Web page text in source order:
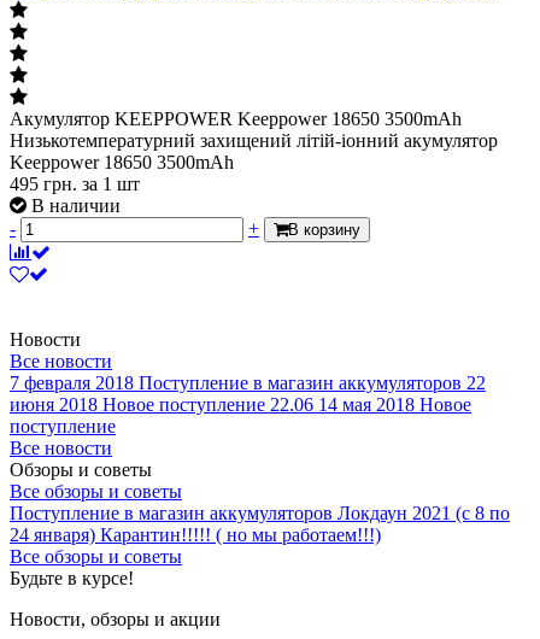
Акумулятор KEEPPOWER Keeppower 18650 3500mAh
Низькотемпературний захищений літій-іонний акумулятор
Keeppower 18650 3500mAh
495 грн. за 1 шт
В наличии
-
+ В корзину
Новости
Все новости
7 февраля 2018 Поступление в магазин аккумуляторов 22
июня 2018 Новое поступление 22.06 14 мая 2018 Новое
поступление
Все новости
Обзоры и советы
Все обзоры и советы
Поступление в магазин аккумуляторов Локдаун 2021 (с 8 по
24 января) Карантин!!!!! ( но мы работаем!!!)
Все обзоры и советы
Будьте в курсе!
Новости, обзоры и акции